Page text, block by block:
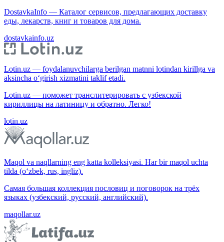
DostavkaInfo — Каталог сервисов, предлагающих доставку
еды, лекарств, книг и товаров для дома.
dostavkainfo.uz
Lotin.uz — foydalanuvchilarga berilgan matnni lotindan kirillga va
aksincha o‘girish xizmatini taklif etadi.
Lotin.uz — поможет транслитерировать с узбекской
кириллицы на латиницу и обратно. Легко!
lotin.uz
Maqol va naqllarning eng katta kolleksiyasi. Har bir maqol uchta
tilda (o‘zbek, rus, ingliz).
Самая большая коллекция пословиц и поговорок на трёх
языках (узбекский, русский, английский).
maqollar.uz